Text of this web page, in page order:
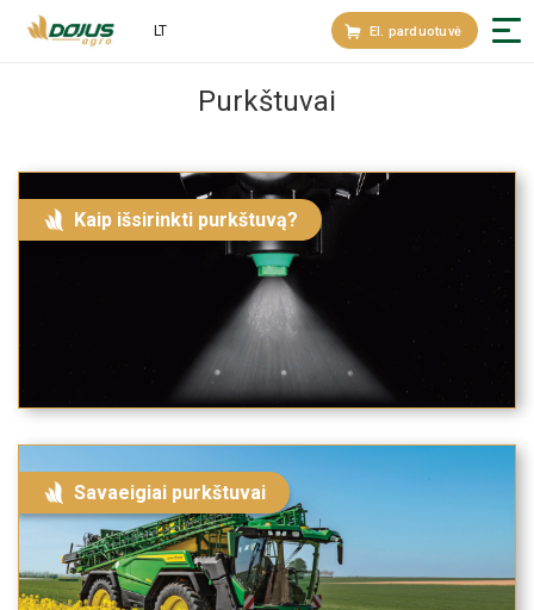
LT El. parduotuvė
Purkštuvai
Kaip išsirinkti purkštuvą?
Savaeigiai purkštuvai